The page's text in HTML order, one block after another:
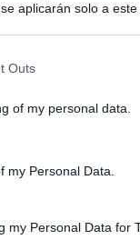
aplicarán solo a
Outs
of my personal data.
my Personal Data.
my Personal Data for